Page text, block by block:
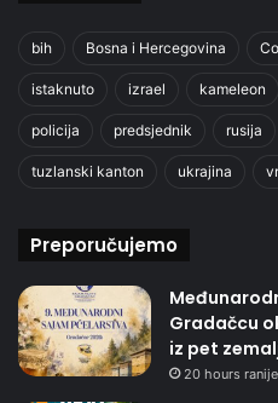
bih Bosna i Hercegovina
istaknuto izrael kameleon
policija predsjednik rusija
tuzlanski kanton ukrajina
Preporučujemo
Gradačcu
iz pet
20 hours ranije